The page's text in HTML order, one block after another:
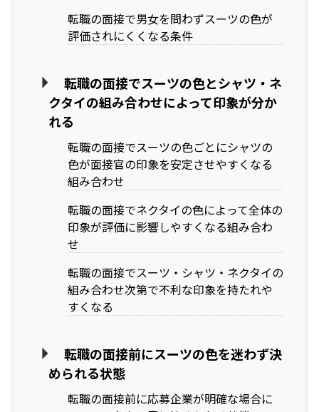
転職の面接で男女を問わずスーツの色が
評価されにくくなる条件
転職の面接でスーツの色とシャツ・ネ
クタイの組み合わせによって印象が分か
れる
転職の面接でスーツの色ごとにシャツの
色が面接官の印象を安定させやすくなる
組み合わせ
転職の面接でネクタイの色によって全体の
印象が評価に影響しやすくなる組み合わ
せ
転職の面接でスーツ・シャツ・ネクタイの
組み合わせ次第で不利な印象を持たれや
すくなる
転職の面接前にスーツの色を迷わず決
められる状態
転職の面接前に応募企業が明確な場合に